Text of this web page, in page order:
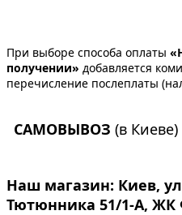
При выборе способа оплаты
получении» добавляется
перечисление послеплаты
САМОВЫВОЗ (в Киеве)
Наш магазин: Киев,
Тютюнника 51/1-А, ЖК